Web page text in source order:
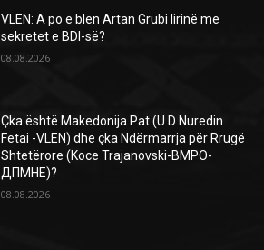
VLEN: A po e blen Artan Grubi lirinë me
sekretet e BDI-së?
08.08.2026
Çka është Makedonija Pat (U.D Nuredin
Fetai -VLEN) dhe çka Ndërmarrja për Rrugë
Shtetërore (Koce Trajanovski-ВМРО-
ДПМНЕ)?
08.08.2026